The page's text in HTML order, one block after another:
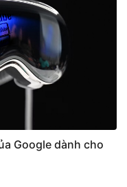
Google dành cho